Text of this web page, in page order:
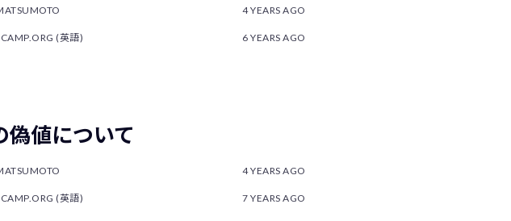
4 YEARS AGO
(英語) 6 YEARS AGO
偽値について
4 YEARS AGO
(英語) 7 YEARS AGO